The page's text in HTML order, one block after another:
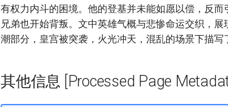
有权力内斗的困境。他的登基并未能如愿以偿，反
兄弟也开始背叛。文中英雄气概与悲惨命运交织，
潮部分，皇宫被突袭，火光冲天，混乱的场景下描写
其他信息 [Processed Page